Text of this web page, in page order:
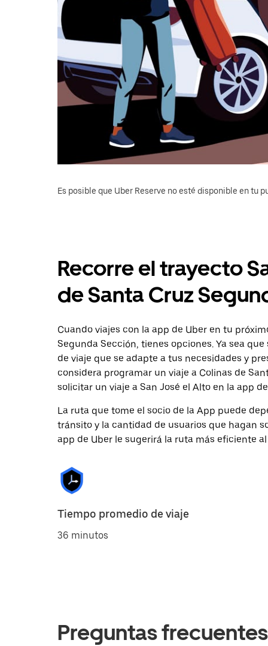
Es posible que Uber Reserve no esté disponible en tu
Recorre el trayecto
de Santa Cruz
Cuando viajes con la app de Uber en tu
Segunda Sección, tienes opciones. Ya sea
de viaje que se adapte a tus necesidades y
considera programar un viaje a Colinas de
solicitar un viaje a San José el Alto en la app
La ruta que tome el socio de la App puede
tránsito y la cantidad de usuarios que hagan
app de Uber le sugerirá la ruta más eficiente
Tiempo promedio de viaje
36 minutos
Preguntas frecuentes